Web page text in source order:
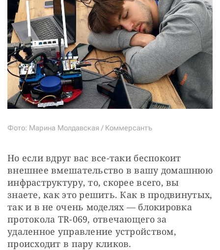
Фото: Марина Молдавская / Коммерсантъ
Но если вдруг вас все-таки беспокоит
внешнее вмешательство в вашу домашнюю
инфраструктуру, то, скорее всего, вы
знаете, как это решить. Как в продвинутых,
так и в не очень моделях — блокировка
протокола TR-069, отвечающего за
удаленное управление устройством,
происходит в пару кликов.